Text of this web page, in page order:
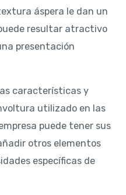
áspera le dan un
resultar atractivo
presentación
características y
utilizado en las
puede tener sus
otros elementos
específicas de